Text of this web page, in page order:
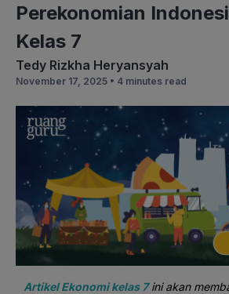
Perekonomian
Kelas 7
Tedy Rizkha Heryansyah
November 17, 2025 • 4 minutes read
Artikel Ekonomi kelas 7ini akan